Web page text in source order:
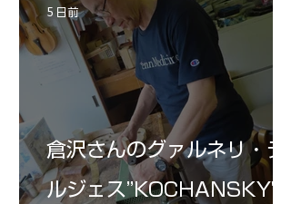
倉沢さんのグァルネリ・デ
ルジェス”KOCHANSKY"制
5 日前